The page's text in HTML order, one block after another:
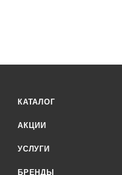
КАТАЛОГ
АКЦИИ
УСЛУГИ
БРЕНДЫ